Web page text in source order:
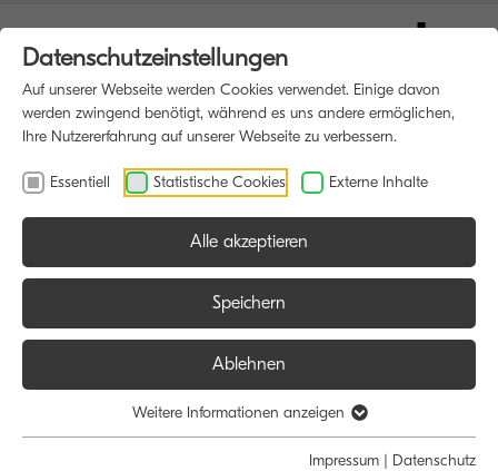
Datenschutzeinstellungen
Auf unserer Webseite werden Cookies verwendet. Einige davon
werden zwingend benötigt, während es uns andere ermöglichen,
Ihre Nutzererfahrung auf unserer Webseite zu verbessern.
Essentiell Statistische Cookies Externe Inhalte
Alle akzeptieren
Speichern
Ablehnen
Weitere Informationen anzeigen
Impressum | Datenschutz